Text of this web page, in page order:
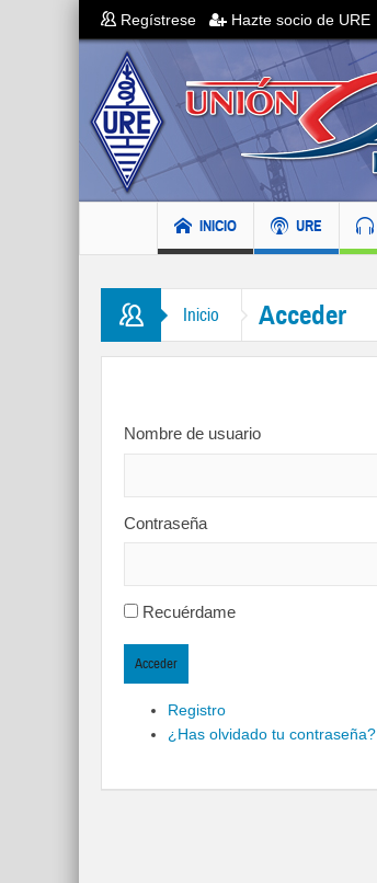
Regístrese Hazte socio de URE
INICIO URE
Inicio Acceder
Nombre de usuario
Contraseña
Recuérdame
Acceder
Registro
¿Has olvidado tu contraseña?